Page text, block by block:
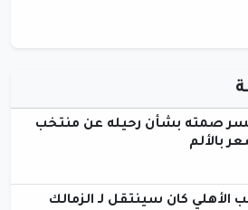
صمته بشأن رحيله عن منتخب
بالألم
الأهلي كان سينتقل لـ الزمالك